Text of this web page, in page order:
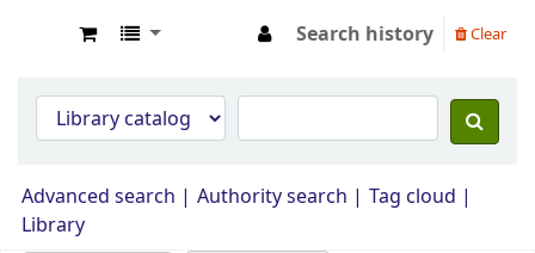
Search history Clear
Advanced search Authority search
Tag cloud
Library